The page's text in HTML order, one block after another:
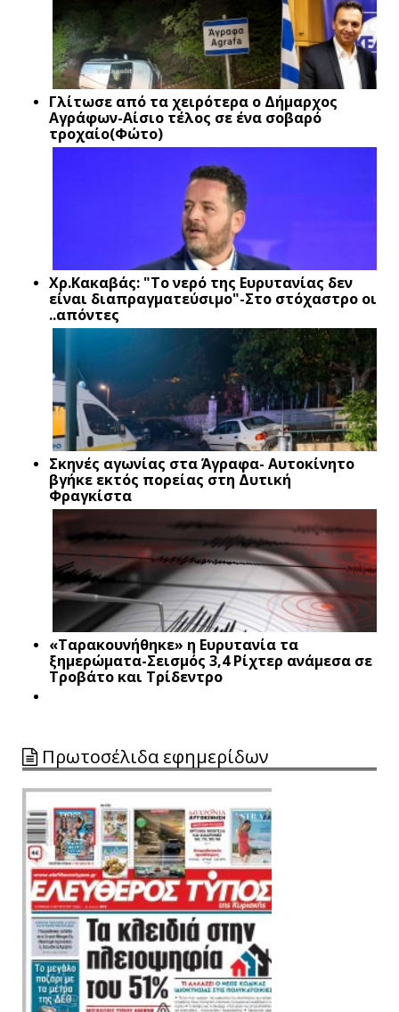
Γλίτωσε από τα χειρότερα ο Δήμαρχος
Αγράφων-Αίσιο τέλος σε ένα σοβαρό
τροχαίο(Φώτο)
Xρ.Κακαβάς: "Το νερό της Ευρυτανίας δεν
είναι διαπραγματεύσιμο"-Στο στόχαστρο οι
..απόντες
Σκηνές αγωνίας στα Άγραφα- Αυτοκίνητο
βγήκε εκτός πορείας στη Δυτική
Φραγκίστα
«Ταρακουνήθηκε» η Ευρυτανία τα
ξημερώματα-Σεισμός 3,4 Ρίχτερ ανάμεσα σε
Τροβάτο και Τρίδεντρο
Πρωτοσέλιδα εφημερίδων